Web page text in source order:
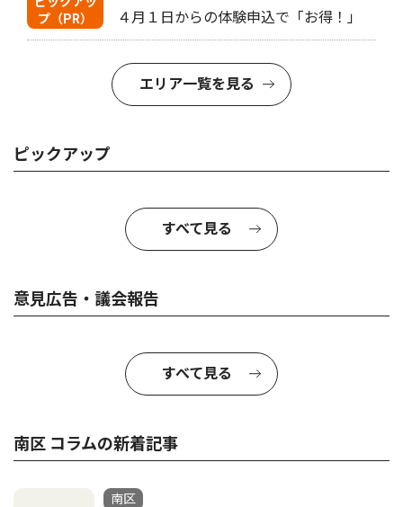
プ（PR）
４月１日からの体験申込で「お得！」
エリア一覧を見る
ピックアップ
すべて見る
意見広告・議会報告
すべて見る
南区 コラムの新着記事
南区